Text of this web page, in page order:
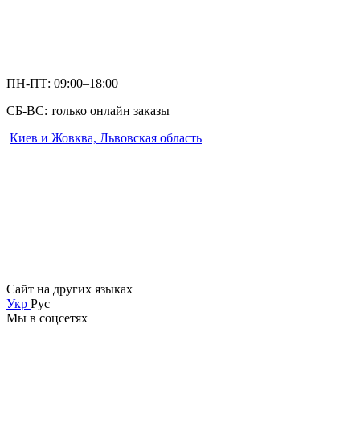
ПН-ПТ: 09:00–18:00
СБ-ВС: только онлайн заказы
Киев и Жовква, Львовская область
Сайт на других языках
Укр Рус
Мы в соцсетях